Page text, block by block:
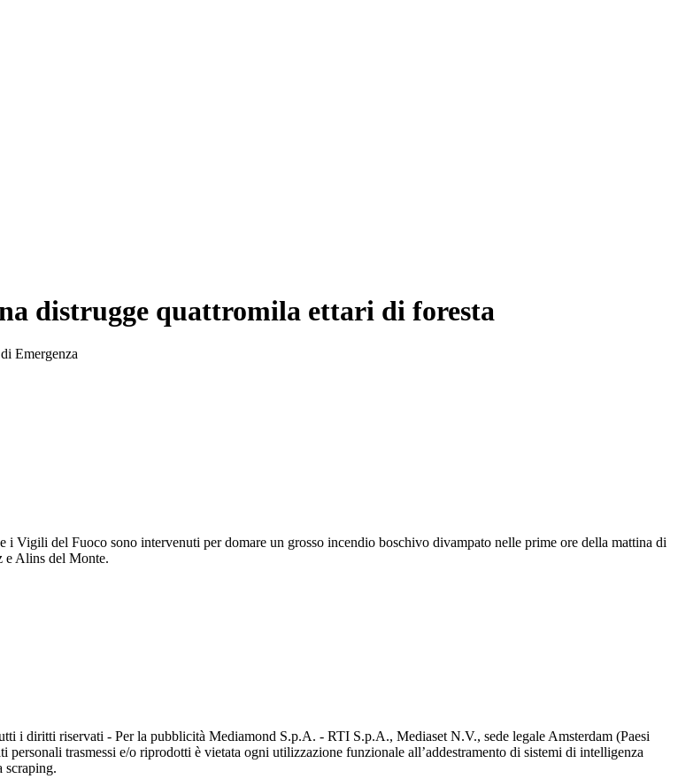
distrugge quattromila ettari di foresta
Emergenza
del Fuoco sono intervenuti per domare un grosso incendio boschivo divampato nelle prime ore della mattina di
e Alins del Monte.
i diritti riservati - Per la pubblicità Mediamond S.p.A. - RTI S.p.A., Mediaset N.V., sede legale Amsterdam (Paesi
personali trasmessi e/o riprodotti è vietata ogni utilizzazione funzionale all’addestramento di sistemi di intelligenza
scraping.